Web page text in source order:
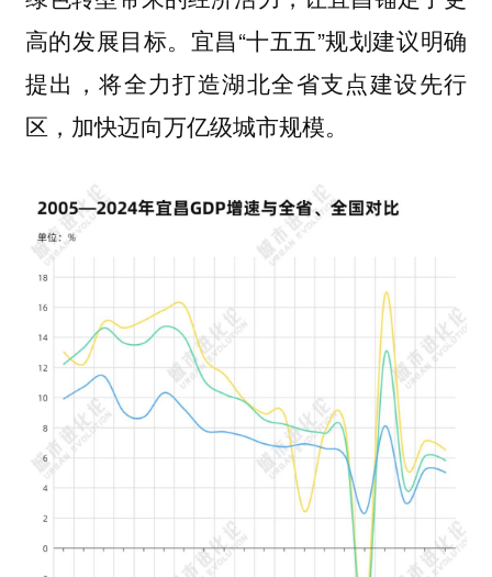
高的发展目标。宜昌“十五五”规划建议明确
提出，将全力打造湖北全省支点建设先行
区，加快迈向万亿级城市规模。